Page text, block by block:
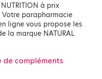
NUTRITION à prix
Votre parapharmacie
ligne vous propose les
la marque NATURAL
de compléments